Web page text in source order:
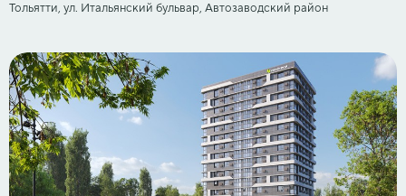
Тольятти, ул. ​Итальянский бульвар, Автозаводский район